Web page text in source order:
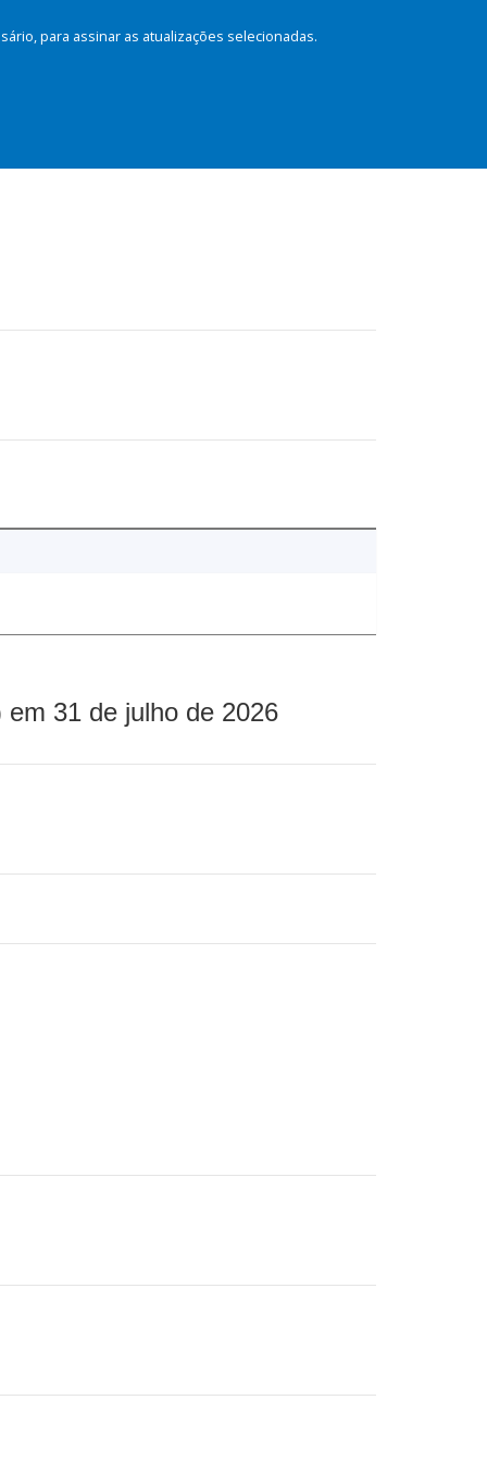
para assinar as atualizações selecionadas.
31 de julho de 2026